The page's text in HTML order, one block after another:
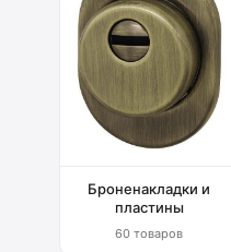
Броненакладки и
пластины
60 товаров